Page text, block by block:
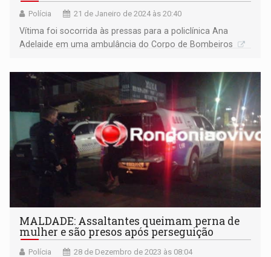
Polícia 21 de Janeiro de 2024 às 20:40
Vítima foi socorrida às pressas para a policlínica Ana
Adelaide em uma ambulância do Corpo de Bombeiros
MALDADE: Assaltantes queimam perna de
mulher e são presos após perseguição
Polícia 28 de Dezembro de 2023 às 08:04